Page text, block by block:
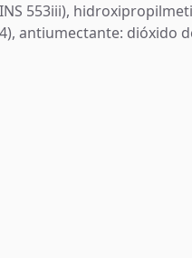
553iii),
antiumectante: dióxido